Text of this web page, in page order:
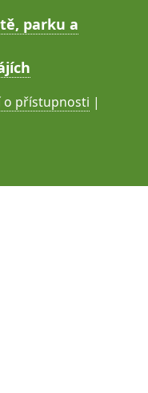
parku a
o přístupnosti |